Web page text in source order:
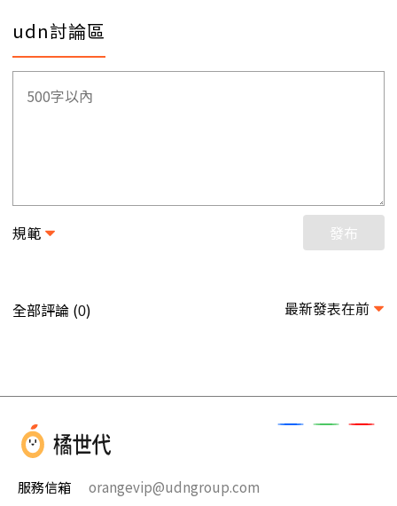
udn討論區
規範 發布
全部評論 (0) 最新發表在前
服務信箱
orangevip@udngroup.com